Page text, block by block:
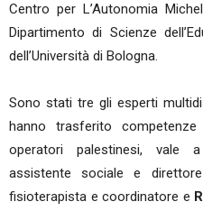
Centro per L’Autonomia
Dipartimento di Scienze
dell’Università di Bologna.
Sono stati tre gli esperti
hanno trasferito
operatori palestinesi, vale
assistente sociale e
fisioterapista e coordinatore e